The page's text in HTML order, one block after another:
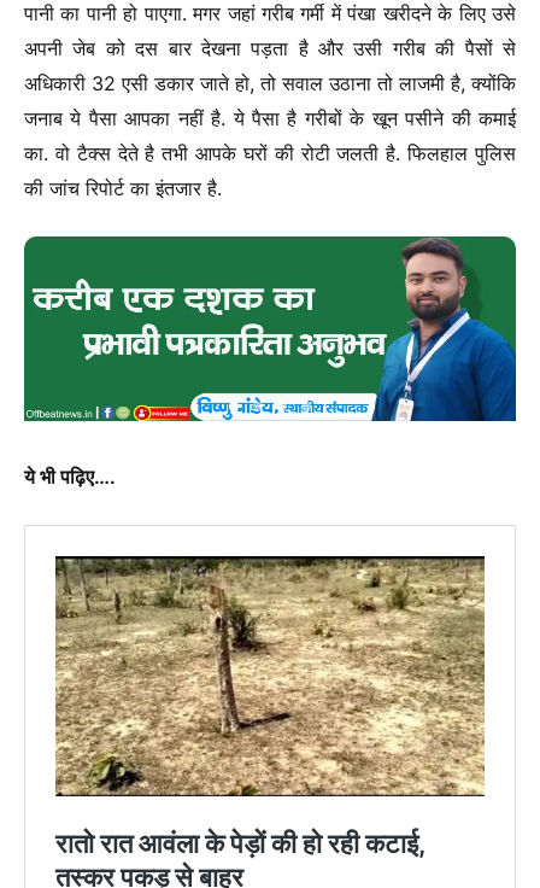
पानी का पानी हो पाएगा. मगर जहां गरीब गर्मी में पंखा खरीदने के लिए उसे
अपनी जेब को दस बार देखना पड़ता है और उसी गरीब की पैसों से
अधिकारी 32 एसी डकार जाते हो, तो सवाल उठाना तो लाजमी है, क्योंकि
जनाब ये पैसा आपका नहीं है. ये पैसा है गरीबों के खून पसीने की कमाई
का. वो टैक्स देते है तभी आपके घरों की रोटी जलती है. फिलहाल पुलिस
की जांच रिपोर्ट का इंतजार है.
ये भी पढ़िए….